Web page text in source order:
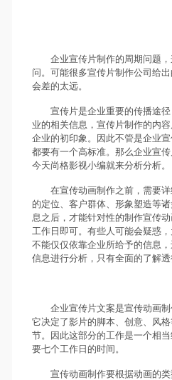
企业宣传片制作的周期问题
问。可能很多宣传片制作公司给
会差的太远。
宣传片是企业重要的传播途
业的相关信息，宣传片制作的内
企业的初印象。因此不管是企业
都要有一个高标准。那么企业宣
今天尚格影视小编就来分析分析。
在宣传动画制作之前，需要
的定位、客户群体、形象塑造等
息之后，才能针对性的制作宣传
工作日即可。有些人可能会疑惑
不能仅仅依靠企业所给予的信息
信息进行分析，只有全面的了解透
企业宣传片文案是宣传动画
它决定了影片的脚本、创意、风
节。因此这部分的工作是一个相
要七个工作日的时间。
宣传动画制作要根据动画的